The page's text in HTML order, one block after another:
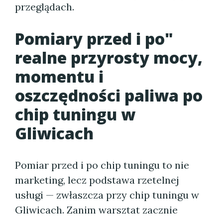
przeglądach.
Pomiary przed i po"
realne przyrosty mocy,
momentu i
oszczędności paliwa po
chip tuningu w
Gliwicach
Pomiar przed i po chip tuningu to nie
marketing, lecz podstawa rzetelnej
usługi — zwłaszcza przy chip tuningu w
Gliwicach. Zanim warsztat zacznie